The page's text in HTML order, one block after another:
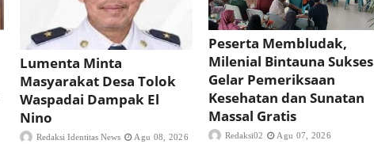
Lumenta Minta
Masyarakat Desa Tolok
Waspadai Dampak El
Nino
Redaksi Identitas News Agu 08, 2026
Peserta Membludak,
Milenial Bintauna Sukses
Gelar Pemeriksaan
Kesehatan dan Sunatan
Massal Gratis
Redaksi02 Agu 07, 2026